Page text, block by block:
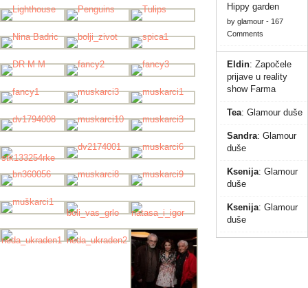
Hippy garden
by glamour- 167
Comments
Eldin: Započele
prijave u reality
show Farma
Tea: Glamour duše
Sandra: Glamour
duše
Ksenija: Glamour
duše
Ksenija: Glamour
duše